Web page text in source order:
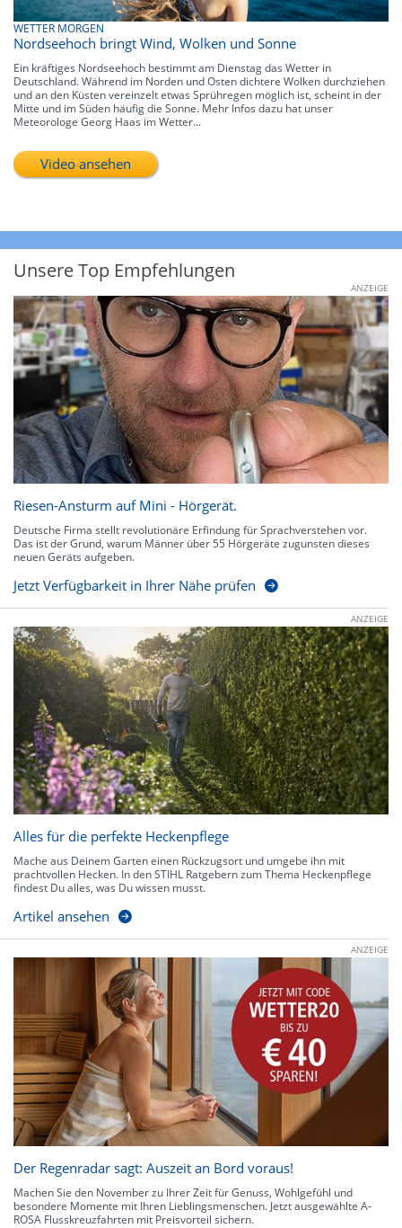
WETTER MORGEN
Nordseehoch bringt Wind, Wolken und Sonne
Ein kräftiges Nordseehoch bestimmt am Dienstag das Wetter in
Deutschland. Während im Norden und Osten dichtere Wolken durchziehen
und an den Küsten vereinzelt etwas Sprühregen möglich ist, scheint in der
Mitte und im Süden häufig die Sonne. Mehr Infos dazu hat unser
Meteorologe Georg Haas im Wetter...
Video ansehen
Unsere Top Empfehlungen
ANZEIGE
Riesen-Ansturm auf Mini - Hörgerät.
Deutsche Firma stellt revolutionäre Erfindung für Sprachverstehen vor.
Das ist der Grund, warum Männer über 55 Hörgeräte zugunsten dieses
neuen Geräts aufgeben.
Jetzt Verfügbarkeit in Ihrer Nähe prüfen
ANZEIGE
Alles für die perfekte Heckenpflege
Mache aus Deinem Garten einen Rückzugsort und umgebe ihn mit
prachtvollen Hecken. In den STIHL Ratgebern zum Thema Heckenpflege
findest Du alles, was Du wissen musst.
Artikel ansehen
ANZEIGE
Der Regenradar sagt: Auszeit an Bord voraus!
Machen Sie den November zu Ihrer Zeit für Genuss, Wohlgefühl und
besondere Momente mit Ihren Lieblingsmenschen. Jetzt ausgewählte A-
ROSA Flusskreuzfahrten mit Preisvorteil sichern.